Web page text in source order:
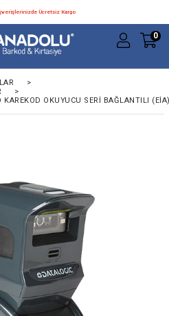
Ücretsiz Kargo
0
>
>
OKUYUCU SERI BAĞLANTILI